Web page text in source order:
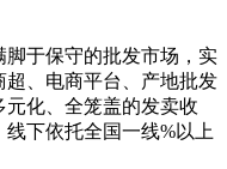
于保守的批发市场，实
、电商平台、产地批发
化、全笼盖的发卖收
下依托全国一线%以上